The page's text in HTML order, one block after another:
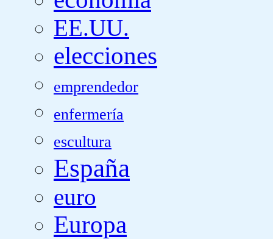
EE.UU.
elecciones
emprendedor
enfermería
escultura
España
euro
Europa